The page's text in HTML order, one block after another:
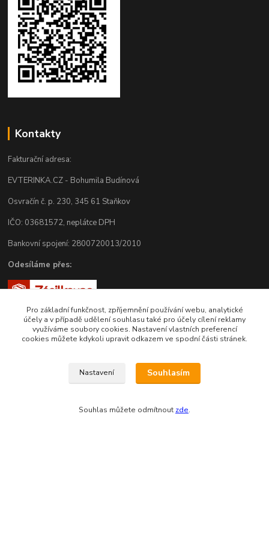
Kontakty
Fakturační adresa:
EVTERINKA.CZ - Bohumila Budínová
Osvračín č. p. 230, 345 61 Staňkov
IČO: 03681572, neplátce DPH
Bankovní spojení: 2800720013/2010
Odesíláme přes:
Zákaznická podpora eshopu EVTERINKA.CZ
Bohunka Budínová
Pro základní funkčnost, zpříjemnění používání webu, analytické
účely a v případě udělení souhlasu také pro účely cílení reklamy
využíváme soubory cookies. Nastavení vlastních preferencí
cookies můžete kdykoli upravit odkazem ve spodní části stránek.
Nastavení Souhlasím
Souhlas můžete odmítnout zde.